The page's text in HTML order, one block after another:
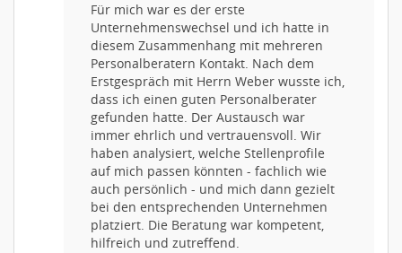
Für mich war es der erste
Unternehmenswechsel und ich hatte in
diesem Zusammenhang mit mehreren
Personalberatern Kontakt. Nach dem
Erstgespräch mit Herrn Weber wusste ich,
dass ich einen guten Personalberater
gefunden hatte. Der Austausch war
immer ehrlich und vertrauensvoll. Wir
haben analysiert, welche Stellenprofile
auf mich passen könnten - fachlich wie
auch persönlich - und mich dann gezielt
bei den entsprechenden Unternehmen
platziert. Die Beratung war kompetent,
hilfreich und zutreffend.